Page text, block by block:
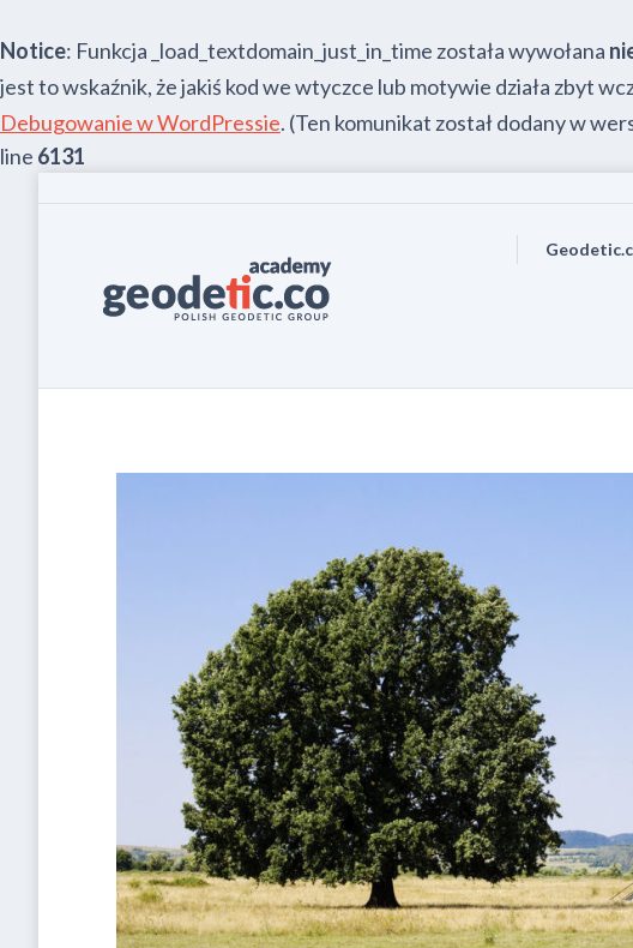
Notice: Funkcja _load_textdomain_just_in_time została wywołana
jest to wskaźnik, że jakiś kod we wtyczce lub motywie działa zbyt
Debugowanie w WordPressie. (Ten komunikat został dodany w
line 6131